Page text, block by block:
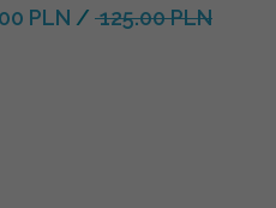
PLN / 125.00 PLN